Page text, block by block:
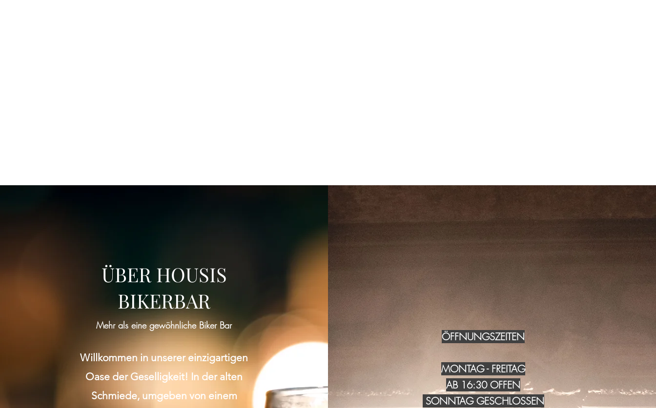
ÜBER HOUSIS
BIKERBAR
Mehr als eine gewöhnliche Biker Bar
Willkommen in unserer einzigartigen
Oase der Geselligkeit! In der alten
Schmiede, umgeben von einem
ÖFFNUNGSZEITEN
MONTAG - FREITAG
AB 16:30 OFFEN
SONNTAG GESCHLOSSEN